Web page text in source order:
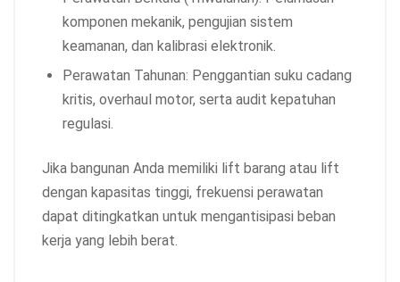
komponen mekanik, pengujian sistem
keamanan, dan kalibrasi elektronik.
Perawatan Tahunan: Penggantian suku cadang
kritis, overhaul motor, serta audit kepatuhan
regulasi.
Jika bangunan Anda memiliki lift barang atau lift
dengan kapasitas tinggi, frekuensi perawatan
dapat ditingkatkan untuk mengantisipasi beban
kerja yang lebih berat.